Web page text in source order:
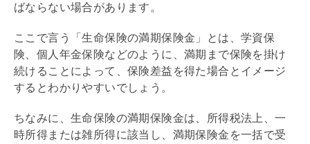
ばならない場合があります。
ここで言う「生命保険の満期保険金」とは、学資保
険、個人年金保険などのように、満期まで保険を掛け
続けることによって、保険差益を得た場合とイメージ
するとわかりやすいでしょう。
ちなみに、生命保険の満期保険金は、所得税法上、一
時所得または雑所得に該当し、満期保険金を一括で受